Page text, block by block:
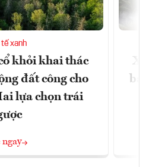
tế xanh
khỏi khai thác
đất công cho
lựa chọn trái